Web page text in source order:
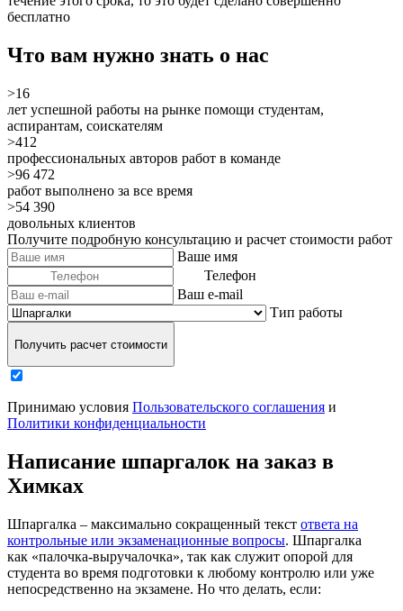
бесплатно
Что вам нужно знать о нас
>16
лет успешной работы на рынке помощи студентам,
аспирантам, соискателям
>412
профессиональных авторов работ в команде
>96 472
работ выполнено за все время
>54 390
довольных клиентов
Получите подробную консультацию и расчет стоимости работ
Ваше имя
Телефон
Ваш e-mail
Тип работы
Получить расчет стоимости
Принимаю условия Пользовательского соглашения и
Политики конфиденциальности
Написание шпаргалок на заказ в
Химках
Шпаргалка – максимально сокращенный текст ответа на
контрольные или экзаменационные вопросы. Шпаргалка
как «палочка-выручалочка», так как служит опорой для
студента во время подготовки к любому контролю или уже
непосредственно на экзамене. Но что делать, если: